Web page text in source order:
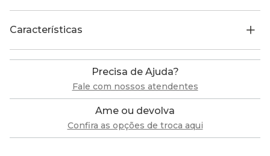
Características
Precisa de Ajuda?
Fale com nossos atendentes
Ame ou devolva
Confira as opções de troca aqui